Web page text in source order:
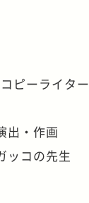
ピーライター
出・作画
ッコの先生